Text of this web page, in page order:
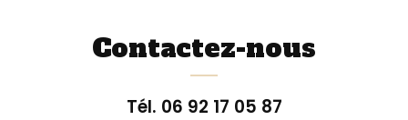
Contactez-nous
Tél. 06 92 17 05 87